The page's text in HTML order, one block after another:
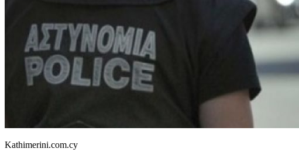
Kathimerini.com.cy